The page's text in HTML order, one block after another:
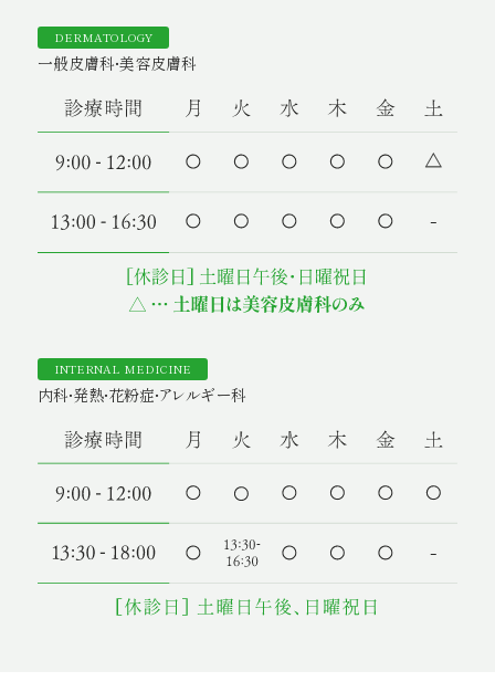
DERMATOLOGY
一般皮膚科・美容皮膚科
INTERNAL MEDICINE
内科・発熱・花粉症・アレルギー科